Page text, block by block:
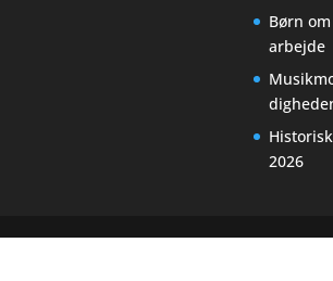
Børn
arbejde
2026